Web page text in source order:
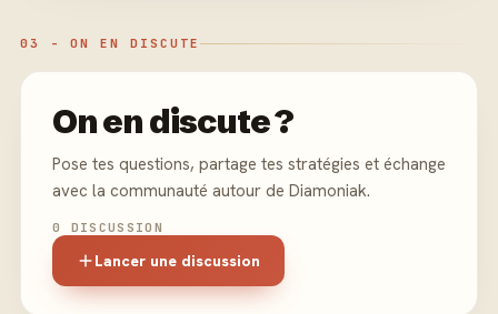
03 - ON EN DISCUTE
On en discute ?
Pose tes questions, partage tes stratégies et échange
avec la communauté autour de Diamoniak.
0 DISCUSSION
Lancer une discussion